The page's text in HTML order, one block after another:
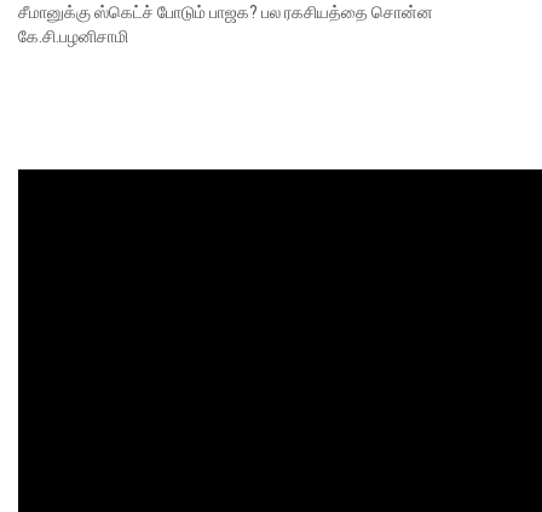
சீமானுக்கு ஸ்கெட்ச் போடும் பாஜக? பல ரகசியத்தை சொன்ன
கே.சி.பழனிசாமி